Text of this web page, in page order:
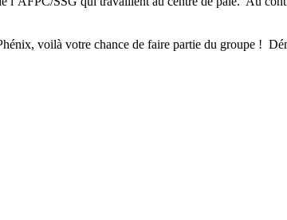
voilà votre chance de faire partie du groupe !